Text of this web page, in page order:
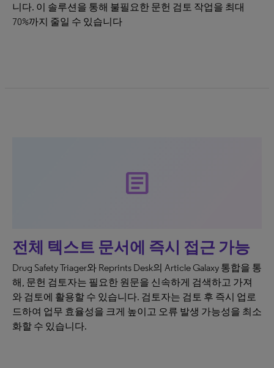
니다. 이 솔루션을 통해 불필요한 문헌 검토 작업을 최대
70%까지 줄일 수 있습니다
article
전체 텍스트 문서에 즉시 접근 가능
Drug Safety Triager와 Reprints Desk의 Article Galaxy 통합을 통
해, 문헌 검토자는 필요한 원문을 신속하게 검색하고 가져
와 검토에 활용할 수 있습니다. 검토자는 검토 후 즉시 업로
드하여 업무 효율성을 크게 높이고 오류 발생 가능성을 최소
화할 수 있습니다.